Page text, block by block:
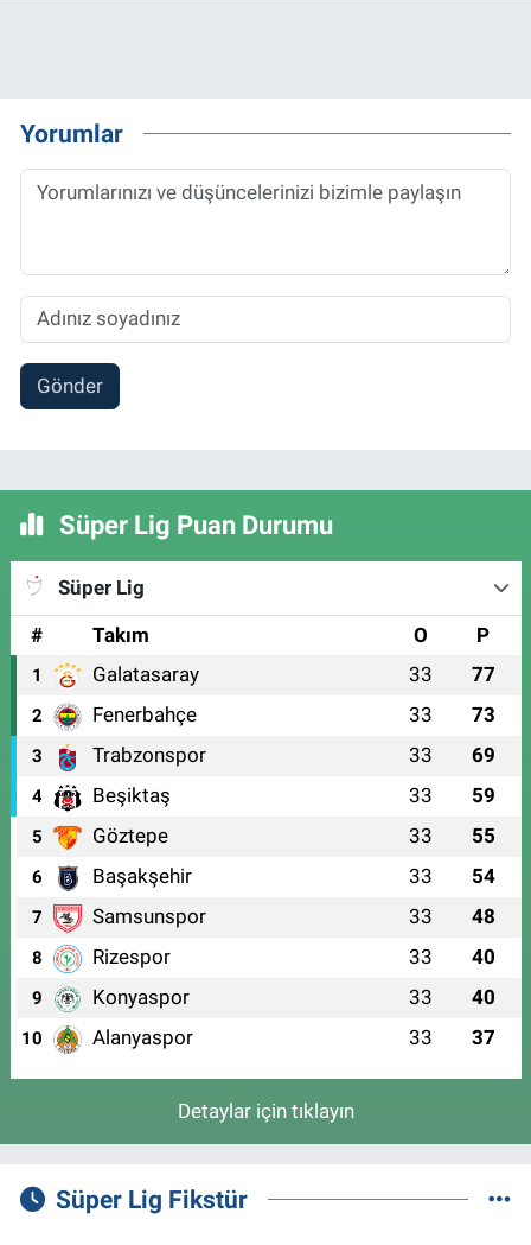
Yorumlar
Gönder
Süper Lig Puan Durumu
Süper Lig
#
Takım O P
1 Galatasaray 33 77
2 Fenerbahçe 33 73
3 Trabzonspor 33 69
4 Beşiktaş 33 59
5 Göztepe 33 55
6 Başakşehir 33 54
7 Samsunspor 33 48
8 Rizespor 33 40
9 Konyaspor 33 40
10 Alanyaspor 33 37
Detaylar için tıklayın
Süper Lig Fikstür